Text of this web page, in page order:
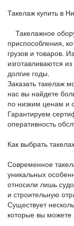
Такелаж купить в
Такелажное
приспособления,
грузов и товаров.
изготавливаются
долгие годы.
Заказать такелаж
нас вы найдете
по низким ценам и
Гарантируем
оперативность
Как выбрать
Современное
уникальных
относили лишь
и строительную
Существует
которые вы можете